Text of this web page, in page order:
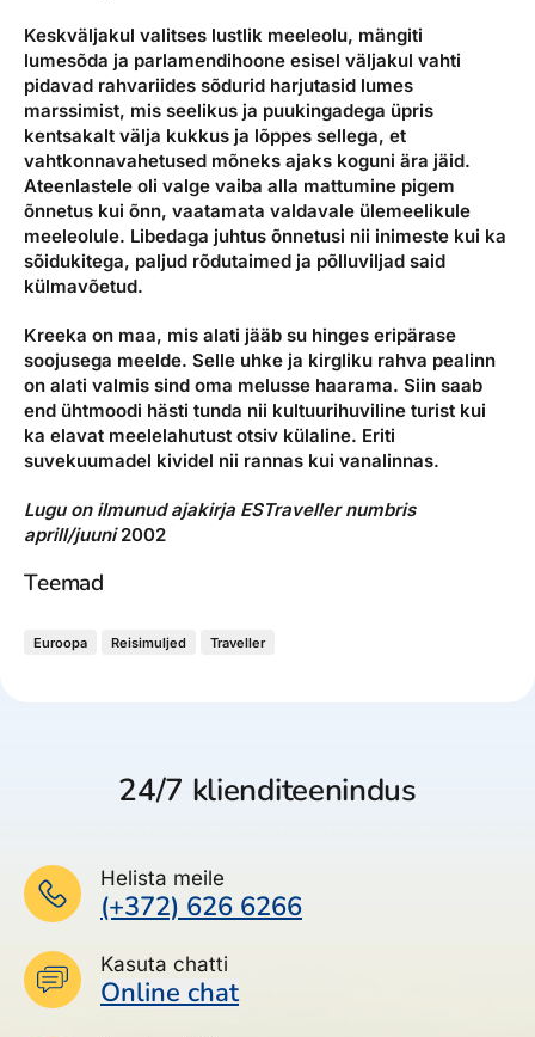
Keskväljakul valitses lustlik meeleolu, mängiti
lumesõda ja parlamendihoone esisel väljakul vahti
pidavad rahvariides sõdurid harjutasid lumes
marssimist, mis seelikus ja puukingadega üpris
kentsakalt välja kukkus ja lõppes sellega, et
vahtkonnavahetused mõneks ajaks koguni ära jäid.
Ateenlastele oli valge vaiba alla mattumine pigem
õnnetus kui õnn, vaatamata valdavale ülemeelikule
meeleolule. Libedaga juhtus õnnetusi nii inimeste kui ka
sõidukitega, paljud rõdutaimed ja põlluviljad said
külmavõetud.
Kreeka on maa, mis alati jääb su hinges eripärase
soojusega meelde. Selle uhke ja kirgliku rahva pealinn
on alati valmis sind oma melusse haarama. Siin saab
end ühtmoodi hästi tunda nii kultuurihuviline turist kui
ka elavat meelelahutust otsiv külaline. Eriti
suvekuumadel kividel nii rannas kui vanalinnas.
Lugu on ilmunud ajakirja ESTraveller numbris
aprill/juuni2002
Teemad
Euroopa Reisimuljed Traveller
24/7 klienditeenindus
Helista meile
(+372) 626 6266
Kasuta chatti
Online chat